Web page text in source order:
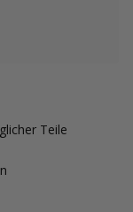
Teile